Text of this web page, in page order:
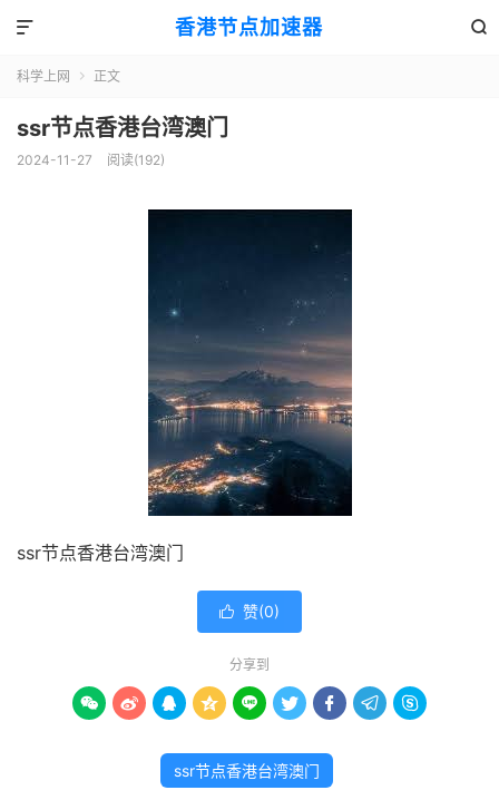
香港节点加速器 

科学上网  正文
ssr节点香港台湾澳门
2024-11-27 阅读(192)
ssr节点香港台湾澳门
 赞(0)
分享到
        
ssr节点香港台湾澳门